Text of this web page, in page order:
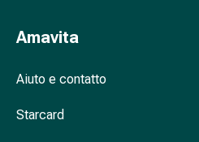
su
Amavita
Aiuto e contatto
Starcard